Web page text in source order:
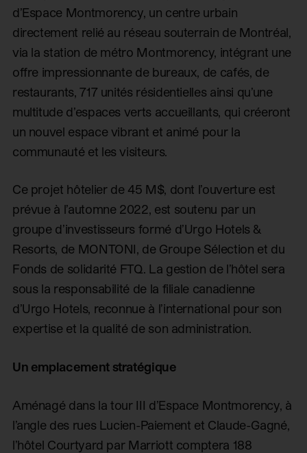
d’Espace Montmorency, un centre urbain
directement relié au réseau souterrain de Montréal,
via la station de métro Montmorency, intégrant une
offre impressionnante de bureaux, de cafés, de
restaurants, 717 unités résidentielles ainsi qu’une
multitude d’espaces verts accueillants, qui créeront
un nouvel espace vibrant et animé pour la
communauté et les visiteurs.
Ce projet hôtelier de 45 M$, dont l’ouverture est
prévue à l’automne 2022, est soutenu par un
groupe d’investisseurs formé d’Urgo Hotels &
Resorts, de MONTONI, de Groupe Sélection et du
Fonds de solidarité FTQ. La gestion de l’hôtel sera
sous la responsabilité de la filiale canadienne
d’Urgo Hotels, reconnue à l’international pour son
expertise et la qualité de son administration.
Un emplacement stratégique
Aménagé dans la tour III d’Espace Montmorency, à
l’angle des rues Lucien-Paiement et Claude-Gagné,
l’hôtel Courtyard par Marriott comptera 188